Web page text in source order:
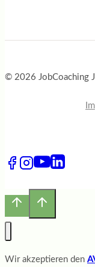
© 2026 JobCoaching
Wir akzeptieren den